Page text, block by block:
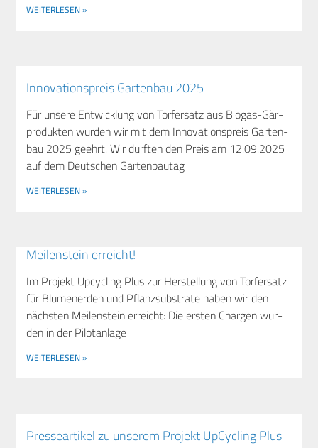
WEITERLESEN »
Inno­va­ti­ons­preis Gar­ten­bau 2025
Für unse­re Ent­wick­lung von Tor­fer­satz aus Bio­­­gas-Gär­­
pro­­duk­­ten wur­den wir mit dem Inno­va­ti­ons­preis Gar­ten­
bau 2025 geehrt. Wir durf­ten den Preis am 12.09.2025
auf dem Deut­schen Gartenbautag
WEITERLESEN »
Mei­len­stein erreicht!
Im Pro­jekt Upcy­cling Plus zur Her­stel­lung von Tor­fer­satz
für Blu­men­er­den und Pflanz­sub­stra­te haben wir den
nächs­ten Mei­len­stein erreicht: Die ers­ten Char­gen wur­
den in der Pilotanlage
WEITERLESEN »
Pres­se­ar­ti­kel zu unse­rem Pro­jekt UpCy­cling Plus